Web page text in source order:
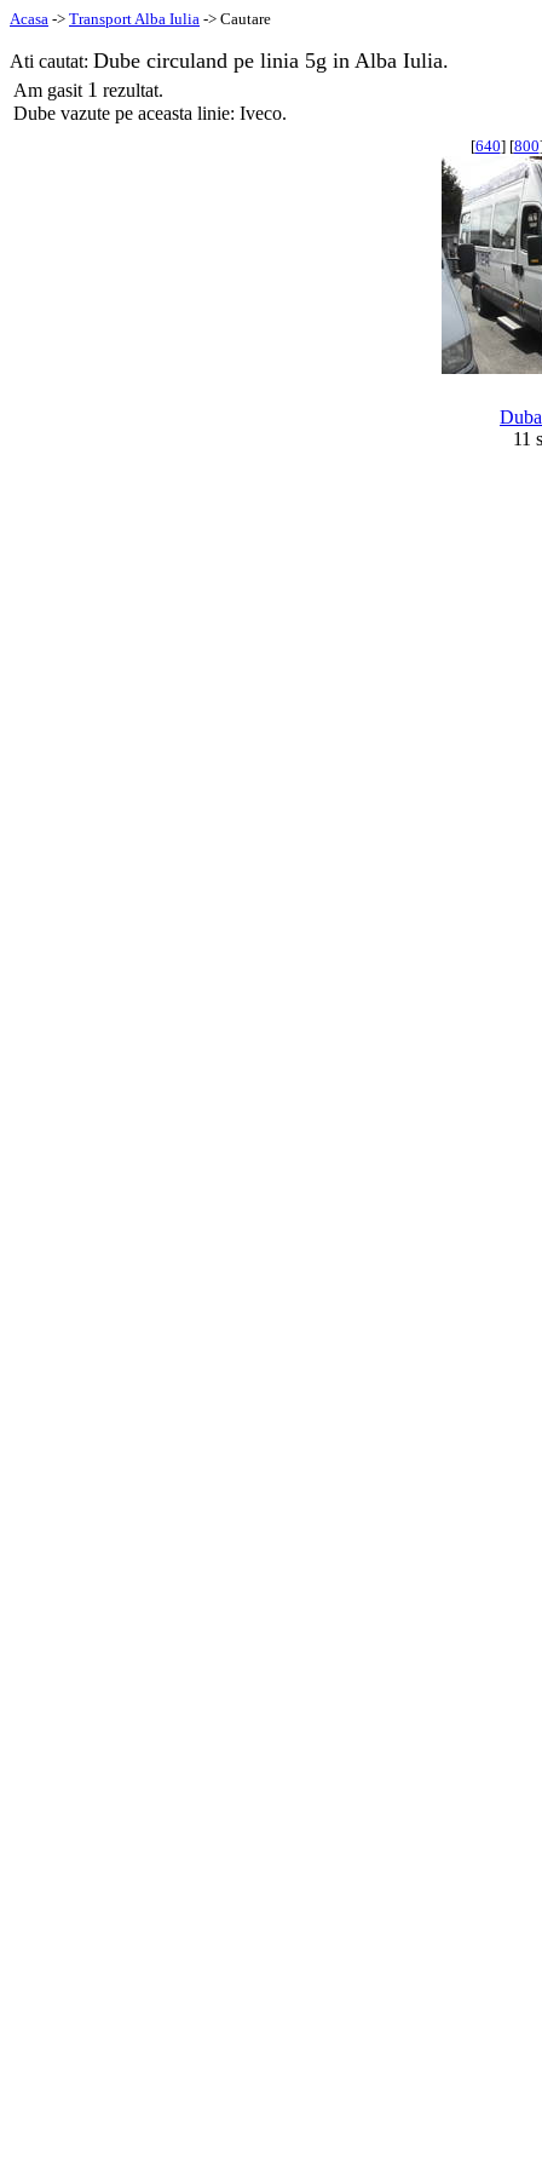
Acasa -> Transport Alba Iulia -> Cautare
Ati cautat: Dube circuland pe linia 5g in Alba Iulia.
Am gasit 1 rezultat.
Dube vazute pe aceasta linie: Iveco.
[640] [800
Duba
11